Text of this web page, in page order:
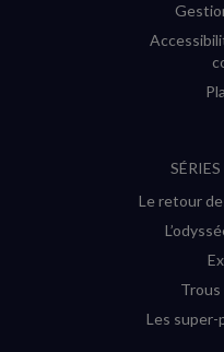
Le retour
Trous
Les super-